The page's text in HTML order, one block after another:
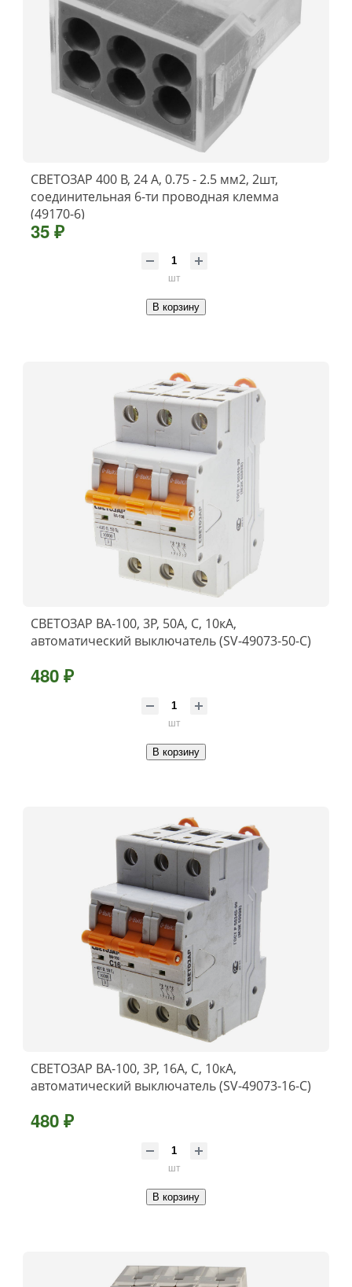
СВЕТОЗАР 400 В, 24 А, 0.75 - 2.5 мм2, 2шт,
соединительная 6-ти проводная клемма
(49170-6)
35 ₽
шт
В корзину
СВЕТОЗАР ВА-100, 3P, 50А, C, 10кА,
автоматический выключатель (SV-49073-50-C)
480 ₽
шт
В корзину
СВЕТОЗАР ВА-100, 3P, 16А, C, 10кА,
автоматический выключатель (SV-49073-16-C)
480 ₽
шт
В корзину